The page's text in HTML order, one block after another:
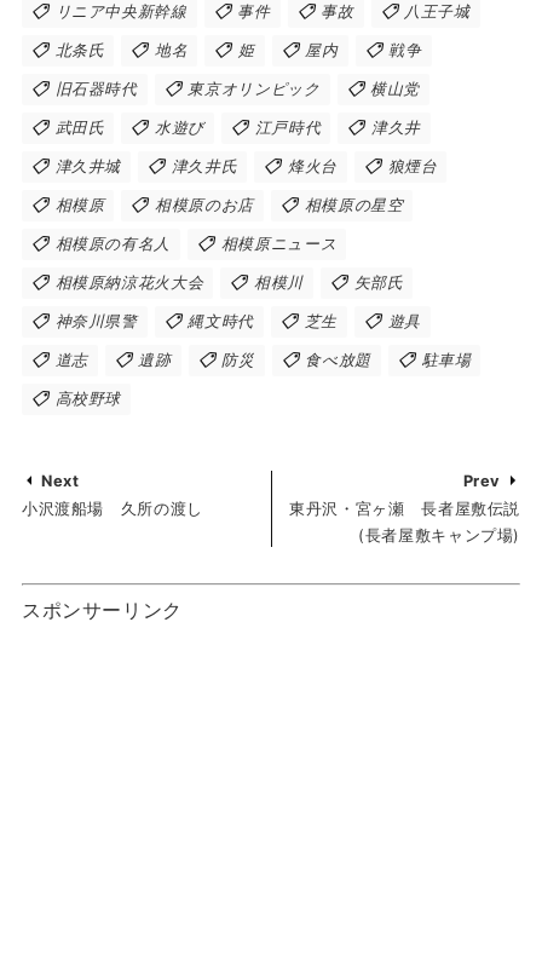
リニア中央新幹線 事件 事故 八王子城
北条氏 地名 姫 屋内 戦争
旧石器時代 東京オリンピック 横山党
武田氏 水遊び 江戸時代 津久井
津久井城 津久井氏 烽火台 狼煙台
相模原 相模原のお店 相模原の星空
相模原の有名人 相模原ニュース
相模原納涼花火大会 相模川 矢部氏
神奈川県警 縄文時代 芝生 遊具
道志 遺跡 防災 食べ放題 駐車場
高校野球
Next
小沢渡船場 久所の渡し
Prev
東丹沢・宮ヶ瀬 長者屋敷伝説
(長者屋敷キャンプ場)
スポンサーリンク